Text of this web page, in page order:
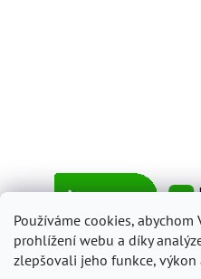
Používáme cookies,
prohlížení webu a díky
zlepšovali jeho funkce,